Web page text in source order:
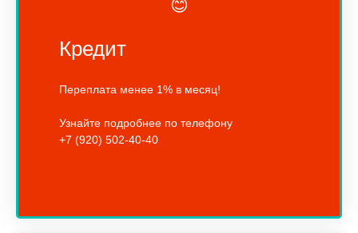
😊
Кредит
Переплата менее 1% в месяц!
Узнайте подробнее по телефону
+7 (920) 502-40-40